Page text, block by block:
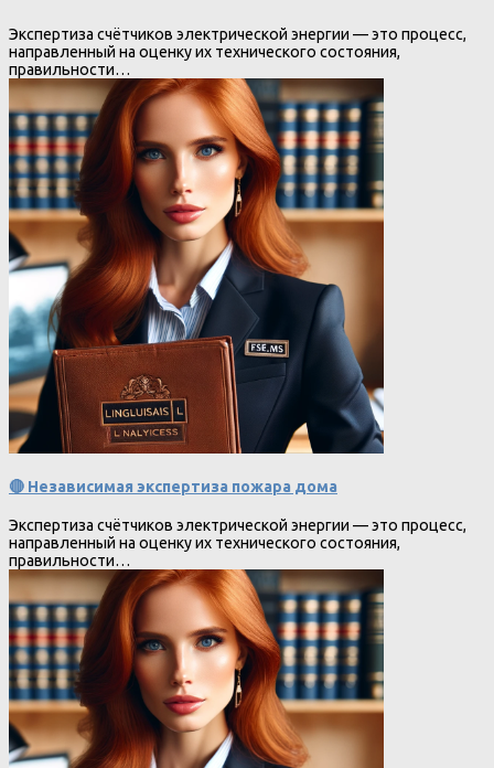
Экспертиза счётчиков электрической энергии — это процесс,
направленный на оценку их технического состояния,
правильности…
🔴 Независимая экспертиза пожара дома
Экспертиза счётчиков электрической энергии — это процесс,
направленный на оценку их технического состояния,
правильности…